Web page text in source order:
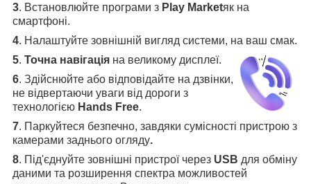
3. Встановлюйте програми з Play Marketяк на
смартфоні.
4. Налаштуйте зовнішній вигляд системи, на ваш смак.
5. Точна навігація на великому дисплеї.
6. Здійснюйте або відповідайте на дзвінки,
не відвертаючи уваги від дороги з
технологією Hands Free.
7. Паркуйтеся безпечно, завдяки сумісності пристрою з
камерами заднього огляду.
8. Під'єднуйте зовнішні пристрої через USB для обміну
даними та розширення спектра можливостей